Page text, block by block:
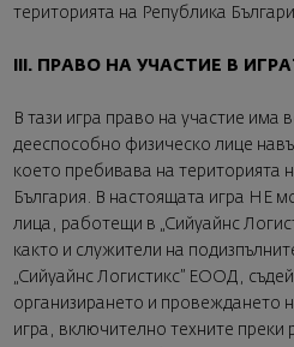
територията на Република
III. ПРАВО НА УЧАСТИЕ В
В тази игра право на участие има
дееспособно физическо лице
което пребивава на територията
България. В настоящата игра НЕ
лица, работещи в „Сийуайнс
както и служители на
„Сийуайнс Логистикс” ЕООД,
организирането и провеждането
игра, включително техните преки